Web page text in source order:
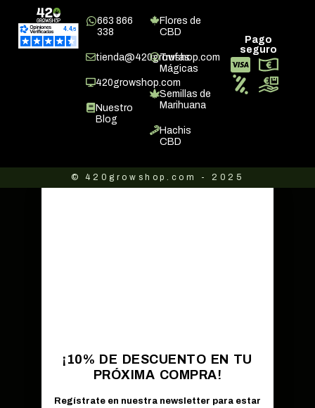
663 866
338
tienda@420growshop.com
420growshop.com
Nuestro
Blog
Flores de
CBD
Trufas
Mágicas
Semillas de
Marihuana
Hachis
CBD
Pago
seguro
© 420growshop.com - 2025